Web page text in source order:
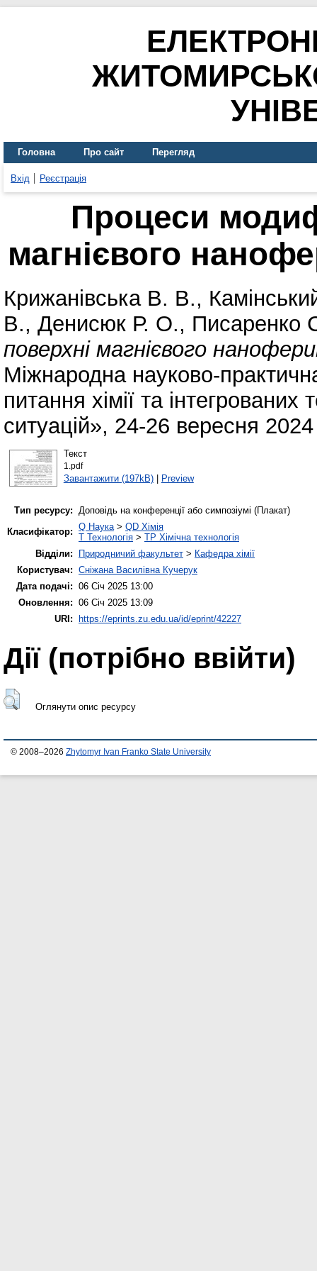
Головна Про сайт Перегляд
Вхід Реєстрація
Процеси
магнієвого
Крижанівська В. В.,
В., Денисюк Р. О., Писаренко
поверхні магнієвого
Міжнародна науково-
питання хімії та
ситуацій», 24-26 вересня
Текст
1.pdf
Завантажити (197kB)| Preview
Тип ресурсу: Доповідь на конференції або симпозіумі (Плакат)
Класифікатор: Q Наука> QD Хімія
T Технологія > TP Хімічна технологія
Відділи:
Природничий факультет > Кафедра хімії
Користувач: Сніжана Василівна Кучерук
Дата подачі: 06 Січ 2025 13:00
Оновлення: 06 Січ 2025 13:09
URI:
https://eprints.zu.edu.ua/id/eprint/42227
Дії ​​(потрібно ввійти)
Оглянути опис ресурсу
© 2008–2026 Zhytomyr Ivan Franko State University